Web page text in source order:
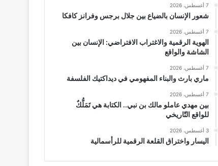
7 أغسطس، 2026
شعور الإنسان بالضياع بين جلال برجس وفرانز كافكا
7 أغسطس، 2026
الهوية الرقمية والاغتراب الافتراضي: الإنسان بين
الشاشة والواقع
7 أغسطس، 2026
ماري بارث والبناء المفهومي في ديداكتيك الفلسفة
7 أغسطس، 2026
بين مهدي عاملو مالك بن نبي.. الكتابة هي تَمَلُّكٌ
للواقع التّاريخي
3 أغسطس، 2026
اليسار واختراق القلعة الرقمية للرأسمالية